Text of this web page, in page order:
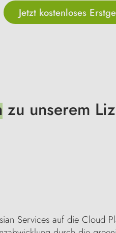
Jetzt kostenloses
zu unserem
Services auf die Cloud